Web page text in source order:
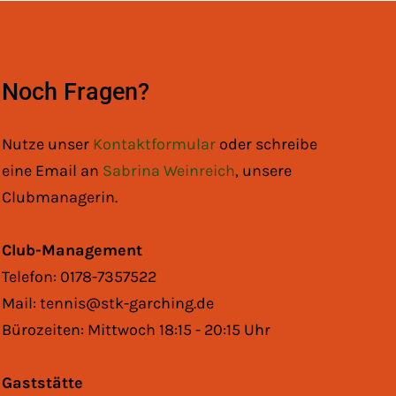
Noch Fragen?
Nutze unser Kontaktformular oder schreibe
eine Email an Sabrina Weinreich, unsere
Clubmanagerin.
Club-Management
Telefon: 0178-7357522
Mail: tennis@stk-garching.de
Bürozeiten: Mittwoch 18:15 - 20:15 Uhr
Gaststätte